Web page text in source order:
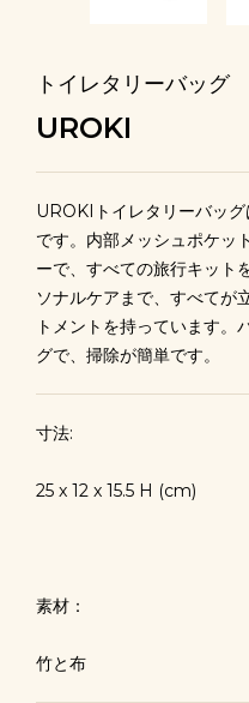
トイレタリーバッグ
UROKI
UROKIトイレタリーバッ
です。内部メッシュポケッ
ーで、すべての旅行キット
ソナルケアまで、すべてが
トメントを持っています
グで、掃除が簡単です。
寸法:
25 x 12 x 15.5 H (cm)
素材：
竹と布